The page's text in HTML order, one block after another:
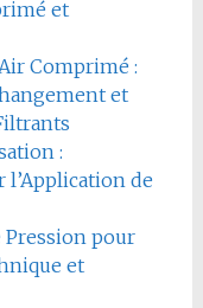
et
Comprimé :
et
:
l’Application de
Pression pour
et